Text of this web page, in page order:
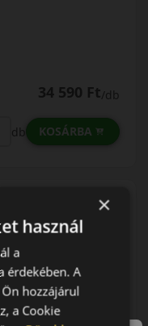
34 590 Ft/db
db KOSÁRBA
0 értékelés
×
használ
a
érdekében. A
hozzájárul
a Cookie